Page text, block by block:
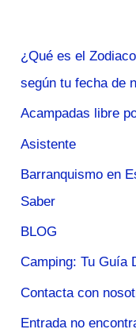
¿Qué es el
según tu fecha de
Acampadas libre
Asistente
Barranquismo en
Saber
BLOG
Camping: Tu Guía
Contacta con
Entrada no